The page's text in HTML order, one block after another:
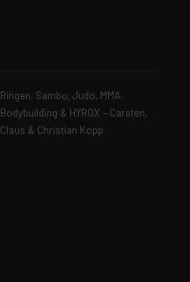
Ringen, Sambo, Judo, MMA,
Bodybuilding & HYROX – Carsten,
Claus & Christian Kopp